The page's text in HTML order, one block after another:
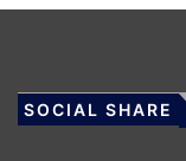
SOCIAL SHARE